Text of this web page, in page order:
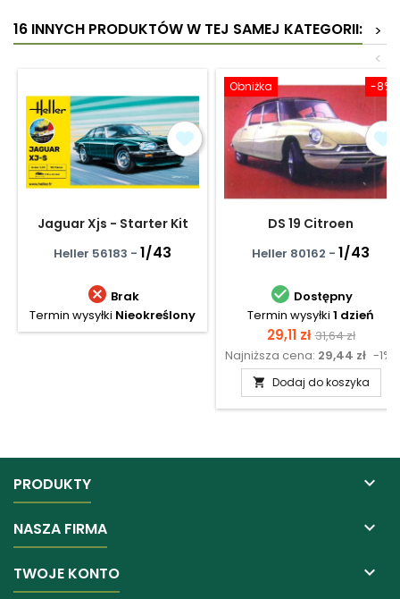
16 INNYCH PRODUKTÓW W TEJ SAMEJ KATEGORII:
>
<
Jaguar Xjs - Starter Kit
Heller 56183 - 1/43
 Brak
Termin wysyłki Nieokreślony
-8%
Obniżka
DS 19 Citroen
Heller 80162 - 1/43
 Dostępny
Termin wysyłki 1 dzień
Cena
29,11 zł Cena
podstawowa
31,64 zł
Najniższa cena: 29,44 zł -1%
 Dodaj do koszyka
PRODUKTY 
NASZA FIRMA 
TWOJE KONTO 